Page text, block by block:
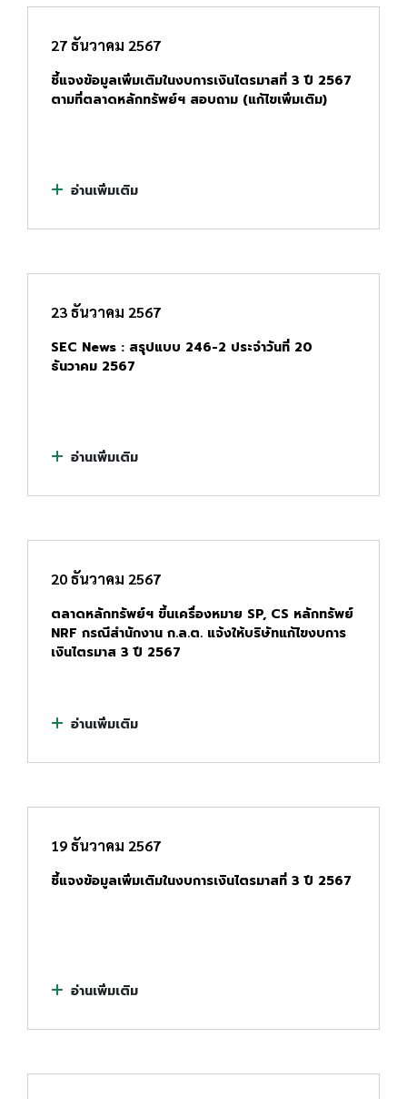
27 ธันวาคม 2567
ชี้แจงข้อมูลเพิ่มเติมในงบการเงินไตรมาสที่ 3 ปี 2567
ตามที่ตลาดหลักทรัพย์ฯ สอบถาม (แก้ไขเพิ่มเติม)
อ่านเพิ่มเติม
23 ธันวาคม 2567
SEC News : สรุปแบบ 246-2 ประจำวันที่ 20
ธันวาคม 2567
อ่านเพิ่มเติม
20 ธันวาคม 2567
ตลาดหลักทรัพย์ฯ ขึ้นเครื่องหมาย SP, CS หลักทรัพย์
NRF กรณีสำนักงาน ก.ล.ต. แจ้งให้บริษัทแก้ไขงบการ
เงินไตรมาส 3 ปี 2567
อ่านเพิ่มเติม
19 ธันวาคม 2567
ชี้แจงข้อมูลเพิ่มเติมในงบการเงินไตรมาสที่ 3 ปี 2567
อ่านเพิ่มเติม